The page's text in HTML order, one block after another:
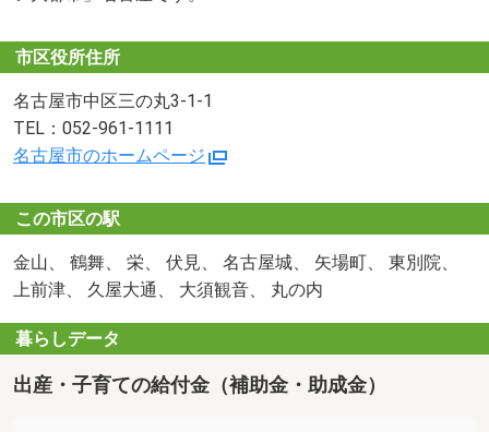
市区役所住所
名古屋市中区三の丸3-1-1
TEL：052-961-1111
名古屋市のホームページ
この市区の駅
金山、 鶴舞、 栄、 伏見、 名古屋城、 矢場町、 東別院、
上前津、 久屋大通、 大須観音、 丸の内
暮らしデータ
出産・子育ての給付金（補助金・助成金）